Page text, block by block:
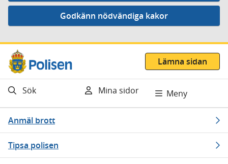
Gå direkt till innehåll
Lämna sidan
Sök Mina sidor Meny
Anmäl brott
Tipsa polisen